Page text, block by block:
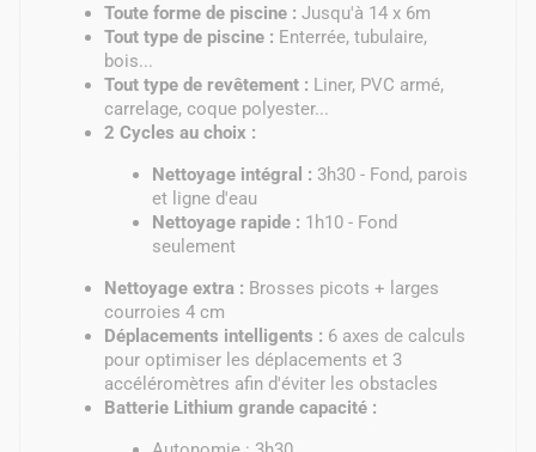
Toute forme de piscine : Jusqu'à 14 x 6m
Tout type de piscine : Enterrée, tubulaire,
bois...
Tout type de revêtement : Liner, PVC armé,
carrelage, coque polyester...
2 Cycles au choix :
Nettoyage intégral : 3h30 - Fond, parois
et ligne d'eau
Nettoyage rapide : 1h10 - Fond
seulement
Nettoyage extra : Brosses picots + larges
courroies 4 cm
Déplacements intelligents : 6 axes de calculs
pour optimiser les déplacements et 3
accéléromètres afin d'éviter les obstacles
Batterie Lithium grande capacité :